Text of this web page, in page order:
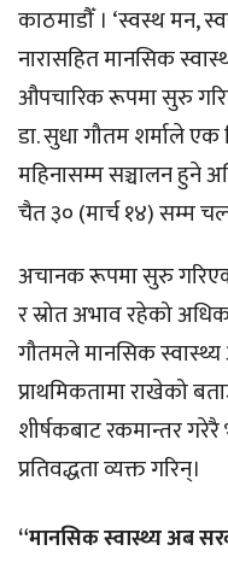
काठमाडौँ । ‘स्वस्थ मन,
नारासहित मानसिक
औपचारिक रूपमा सुरु
डा. सुधा गौतम शर्माले
महिनासम्म सञ्चालन हुने
चैत ३० (मार्च १४) सम्म
अचानक रूपमा सुरु
र स्रोत अभाव रहेको
गौतमले मानसिक स्वास्थ्य
प्राथमिकतामा राखेको
शीर्षकबाट रकमान्तर
प्रतिवद्धता व्यक्त गरिन्।
“मानसिक स्वास्थ्य अब